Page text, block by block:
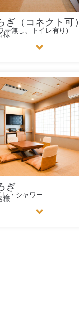
ぎ（コネクト可）
ー無し、トイレ有り)
様
ぎ
・シャワー
様